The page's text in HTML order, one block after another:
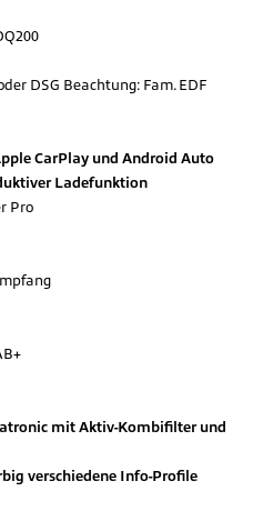
DSG Beachtung: Fam. EDF
CarPlay und Android Auto
Ladefunktion
Pro
mit Aktiv-Kombifilter und
verschiedene Info-Profile